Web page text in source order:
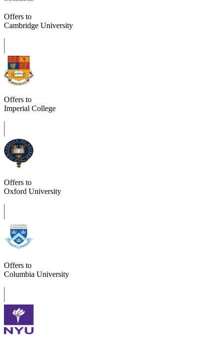
Offers to
Cambridge University
Offers to
Imperial College
Offers to
Oxford University
Offers to
Columbia University